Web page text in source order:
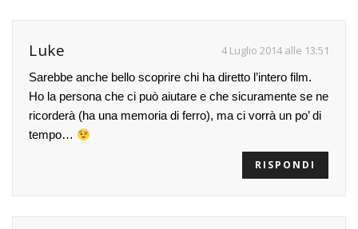
Luke 4 Luglio 2014 alle 13:51
Sarebbe anche bello scoprire chi ha diretto l’intero film.
Ho la persona che ci può aiutare e che sicuramente se ne
ricorderà (ha una memoria di ferro), ma ci vorrà un po’ di
tempo…
RISPONDI